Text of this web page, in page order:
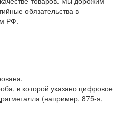
обязательства в
РФ.
в которой указано цифровое
(например, 875-я,